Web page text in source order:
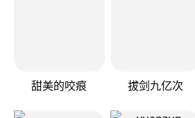
甜美的咬痕 拔剑九亿次